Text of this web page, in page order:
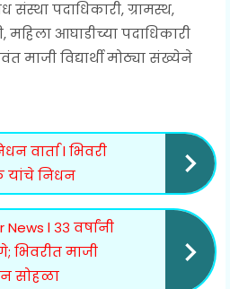
संस्था पदाधिकारी, ग्रामस्थ,
महिला आघाडीच्या पदाधिकारी
माजी विद्यार्थी मोठ्या संख्येने
वार्ता l भिवरी
निधन
News l ३३ वर्षांनी
भिवरीत माजी
सोहळा